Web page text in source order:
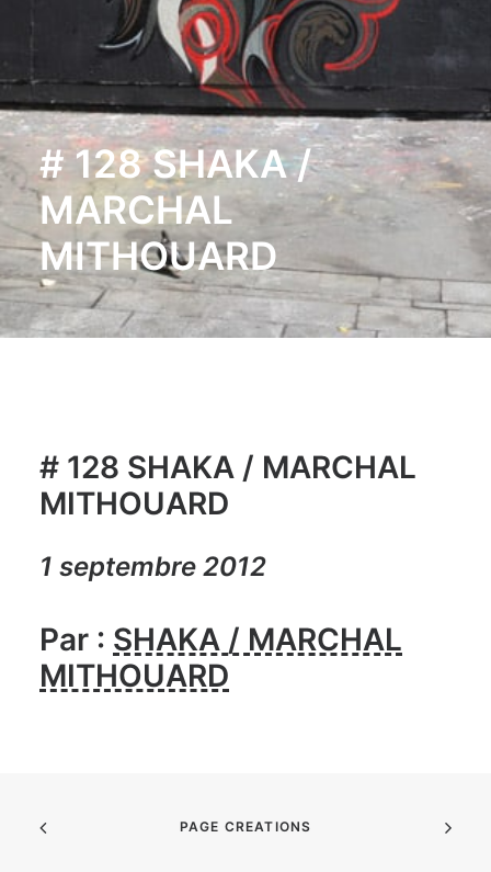
# 128 SHAKA /
MARCHAL
MITHOUARD
# 128 SHAKA / MARCHAL
MITHOUARD
1 septembre 2012
Par : SHAKA / MARCHAL
MITHOUARD
PAGE CREATIONS